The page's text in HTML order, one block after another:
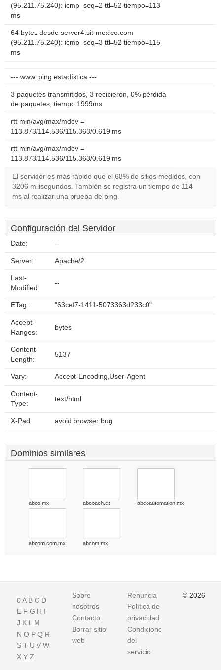
(95.211.75.240): icmp_seq=2 ttl=52 tiempo=113
ms
64 bytes desde server4.sit-mexico.com
(95.211.75.240): icmp_seq=3 ttl=52 tiempo=115
ms
--- www. ping estadística ---
3 paquetes transmitidos, 3 recibieron, 0% pérdida
de paquetes, tiempo 1999ms
rtt min/avg/max/mdev =
113.873/114.536/115.363/0.619 ms
rtt min/avg/max/mdev =
113.873/114.536/115.363/0.619 ms
El servidor es más rápido que el 68% de sitios medidos, con
3206 milisegundos. También se registra un tiempo de 114
ms al realizar una prueba de ping.
Configuración del Servidor
Date: --
Server: Apache/2
Last-
Modified:
--
ETag: "63cef7-1411-5073363d233c0"
Accept-
Ranges:
bytes
Content-
Length:
5137
Vary: Accept-Encoding,User-Agent
Content-
Type:
text/html
X-Pad: avoid browser bug
Dominios similares
abco.mx abcoach.es abcoautomation.mx
abcom.com.mx abcom.mx
0A B C D
E F G H I
J K L M
N O P Q R
S T U V W
X Y Z
Sobre
nosotros
Contacto
Borrar sitio
web
Renuncia
Política de
privacidad
Condiciones
del
servicio
© 2026